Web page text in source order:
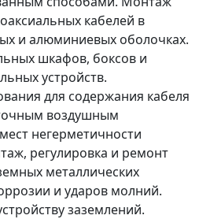
кабелей в
и алюминиевых оболочках.
шкафов, боксов и
устройств.
для содержания кабеля
воздушным
негерметичности
регулировка и ремонт
металлических
и ударов молний.
заземлений.